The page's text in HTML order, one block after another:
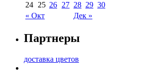
« Окт Дек »
24 25 26 27 28 29 30
Партнеры
доставка цветов